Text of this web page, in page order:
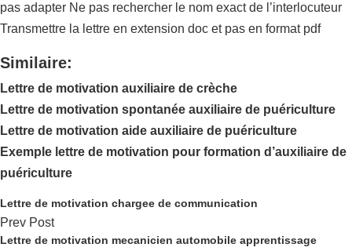
pas adapter Ne pas rechercher le nom exact de l’interlocuteur
Transmettre la lettre en extension doc et pas en format pdf
Similaire:
Lettre de motivation auxiliaire de crèche
Lettre de motivation spontanée auxiliaire de puériculture
Lettre de motivation aide auxiliaire de puériculture
Exemple lettre de motivation pour formation d’auxiliaire de
puériculture
Lettre de motivation chargee de communication
Prev Post
Lettre de motivation mecanicien automobile apprentissage